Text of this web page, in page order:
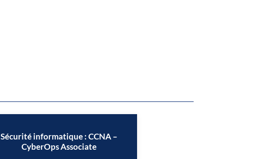
Sécurité informatique : CCNA –
CyberOps Associate